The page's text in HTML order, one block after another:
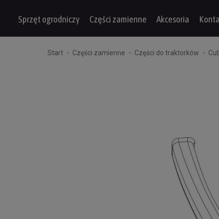
Sprzęt ogrodniczy Części zamienne Akcesoria
Start Części zamienne Części do traktorków